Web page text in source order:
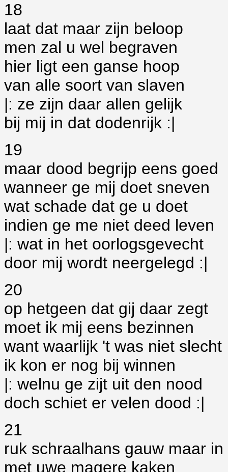
18
laat dat maar zijn beloop
men zal u wel begraven
hier ligt een ganse hoop
van alle soort van slaven
|: ze zijn daar allen gelijk
bij mij in dat dodenrijk :|
19
maar dood begrijp eens goed
wanneer ge mij doet sneven
wat schade dat ge u doet
indien ge me niet deed leven
|: wat in het oorlogsgevecht
door mij wordt neergelegd :|
20
op hetgeen dat gij daar zegt
moet ik mij eens bezinnen
want waarlijk 't was niet slecht
ik kon er nog bij winnen
|: welnu ge zijt uit den nood
doch schiet er velen dood :|
21
ruk schraalhans gauw maar in
met uwe magere kaken